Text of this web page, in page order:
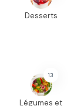
Desserts
13
Légumes et